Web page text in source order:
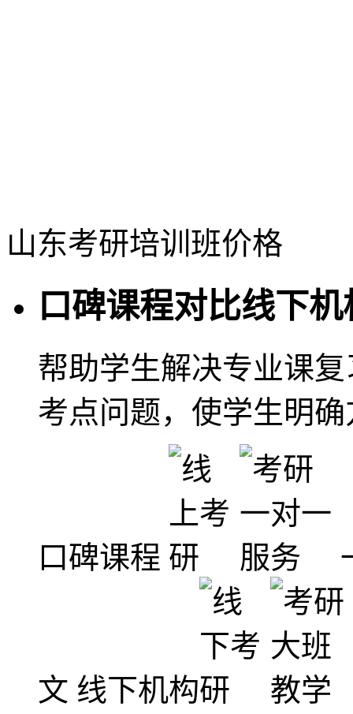
山东考研培训班价格
口碑课程对比线下
帮助学生解决专业课
考点问题，使学生明确
口碑课程
文 线下机构